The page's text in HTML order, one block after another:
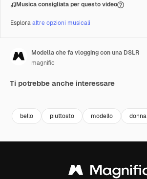
Musica consigliata per questo video
Esploraaltre opzioni musicali
Modella che fa vlogging con una DSLR
magnific
Ti potrebbe anche interessare
bello piuttosto modello donna